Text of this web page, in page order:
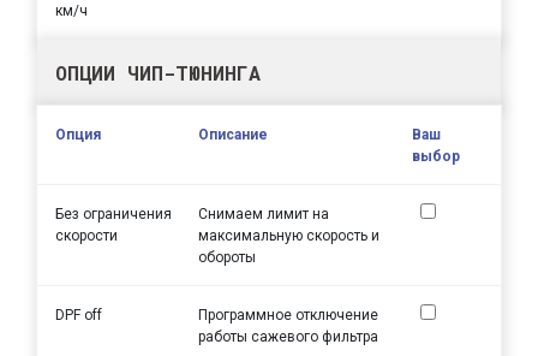
км/ч
ОПЦИИ ЧИП-ТЮНИНГА
Опция Описание
Ваш
выбор
Без ограничения
скорости
Снимаем лимит на
максимальную скорость и
обороты
DPF off
Программное отключение
работы сажевого фильтра